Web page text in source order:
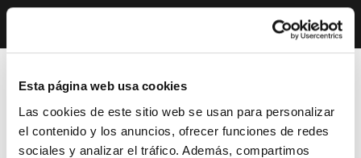
Esta página web usa cookies
Las cookies de este sitio web se usan para personalizar
el contenido y los anuncios, ofrecer funciones de redes
sociales y analizar el tráfico. Además, compartimos